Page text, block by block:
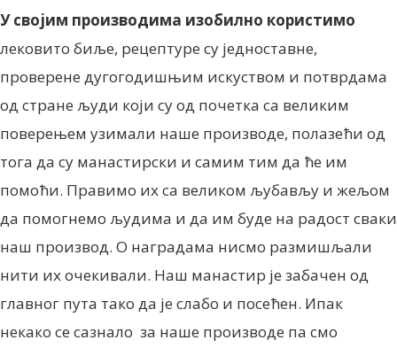
У својим производима изобилно користимо
лековито биље, рецептуре су једноставне,
проверене дугогодишњим искуством и потврдама
од стране људи који су од почетка са великим
поверењем узимали наше производе, полазећи од
тога да су манастирски и самим тим да ће им
помоћи. Правимо их са великом љубављу и жељом
да помогнемо људима и да им буде на радост сваки
наш производ. О наградама нисмо размишљали
нити их очекивали. Наш манастир је забачен од
главног пута тако да је слабо и посећен. Ипак
некако се сазнало за наше производе па смо